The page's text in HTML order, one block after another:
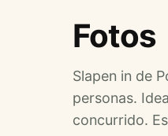
Fotos
Slapen in de
personas.
concurrido.